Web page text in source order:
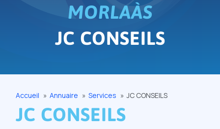
MORLAÀS
JC CONSEILS
Accueil Annuaire Services JC CONSEILS
JC CONSEILS